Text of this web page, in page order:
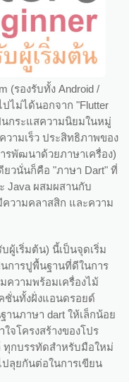
(รองรับทั้ง Android /
ม่ได้นอกจาก "Flutter
นกระแสความนิยมในหมู่
วามเร็ว ประสิทธิภาพของ
รพัฒนาด้วยภาษาเครื่อง)
วนั่นก็คือ "ภาษา Dart" ที่
Java ผสมผสานกับ
วามคลาสสิก และความ
ผู้เริ่มต้น) นี้เป็นจุดเริ่ม
การปูพื้นฐานที่ดีในการ
ความพร้อมเครื่องไม้
ชั่นทั้งฝั่งแอนดรอยด์
านภาษา dart ให้เล็กน้อย
จโครงสร้างของโปร
ทุกบรรทัดสำหรับมือใหม่
ปลุยกันต่อในการเขียน